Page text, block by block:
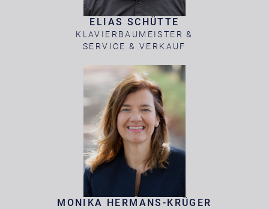
ELIAS SCHÜTTE
KLAVIERBAUMEISTER &
SERVICE & VERKAUF
MONIKA HERMANS-KRÜGER